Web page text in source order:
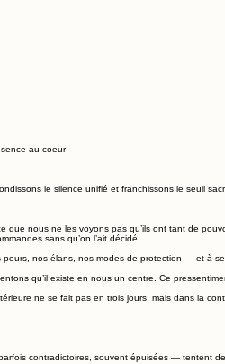
au coeur
le silence unifié et franchissons le seuil
nous ne les voyons pas qu’ils ont tant de
sans qu’on l’ait décidé.
nos élans, nos modes de protection — et à
qu’il existe en nous un centre. Ce
ne se fait pas en trois jours, mais dans la
contradictoires, souvent épuisées — tentent